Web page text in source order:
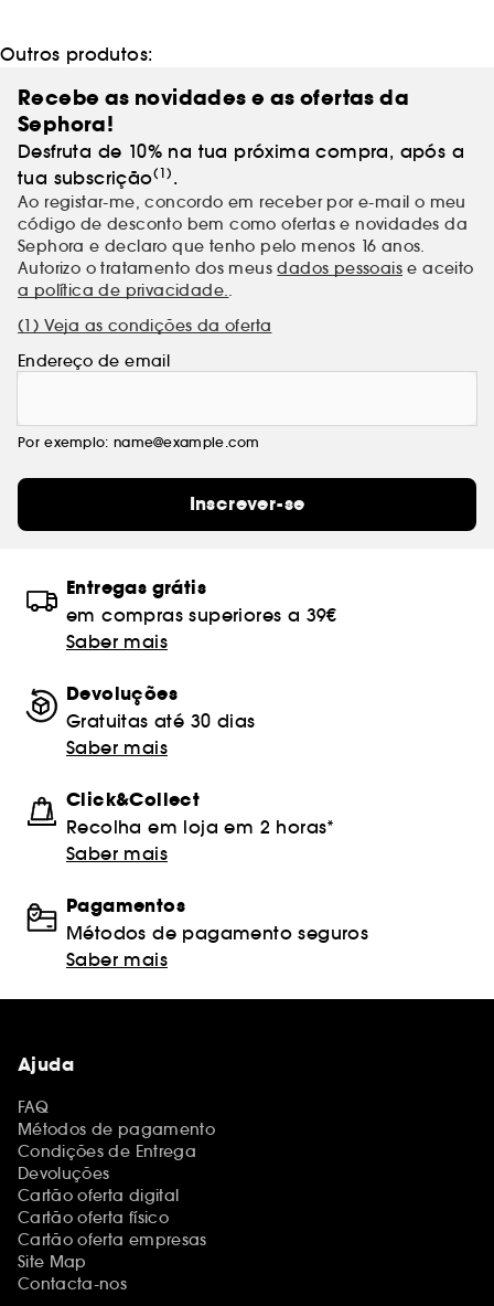
Outros produtos:
Recebe as novidades e as ofertas da
Sephora!
Desfruta de 10% na tua próxima compra, após a
tua subscrição(1) .
Ao registar-me, concordo em receber por e-mail o meu
código de desconto bem como ofertas e novidades da
Sephora e declaro que tenho pelo menos 16 anos.
Autorizo o tratamento dos meusdados pessoais e aceito
a política de privacidade..
(1) Veja as condições da oferta
Endereço de email
Por exemplo: name@example.com
Inscrever-se
Entregas grátis
em compras superiores a 39€
Saber mais
Devoluções
Gratuitas até 30 dias
Saber mais
Click&Collect
Recolha em loja em 2 horas*
Saber mais
Pagamentos
Métodos de pagamento seguros
Saber mais
Ajuda
FAQ
Métodos de pagamento
Condições de Entrega
Devoluções
Cartão oferta digital
Cartão oferta físico
Cartão oferta empresas
Site Map
Contacta-nos